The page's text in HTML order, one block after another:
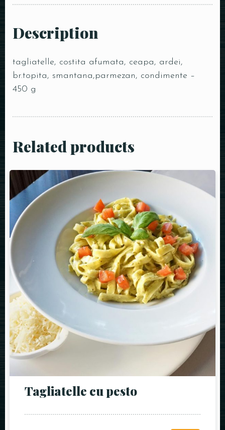
Description
tagliatelle, costita afumata, ceapa, ardei,
br.topita, smantana,parmezan, condimente –
450 g
Related products
Tagliatelle cu pesto